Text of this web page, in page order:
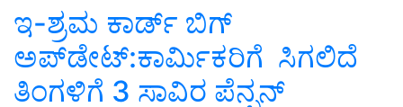
ಇ-ಶ್ರಮ ಕಾರ್ಡ್‌ ಬಿಗ್‌
ಅಪ್‌ಡೇಟ್‌:ಕಾರ್ಮಿಕರಿಗೆ ಸಿಗಲಿದೆ
ತಿಂಗಳಿಗೆ 3 ಸಾವಿರ ಪೆನ್ಷನ್‌